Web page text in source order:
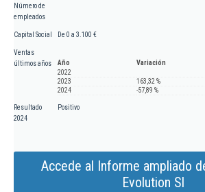
Número de
empleados
Capital Social De 0 a 3.100 €
Ventas
últimos años
Año
Variación
2022
2023
163,32 %
2024
-57,89 %
Resultado
2024
Positivo
Accede al Informe ampliado
Evolution Sl